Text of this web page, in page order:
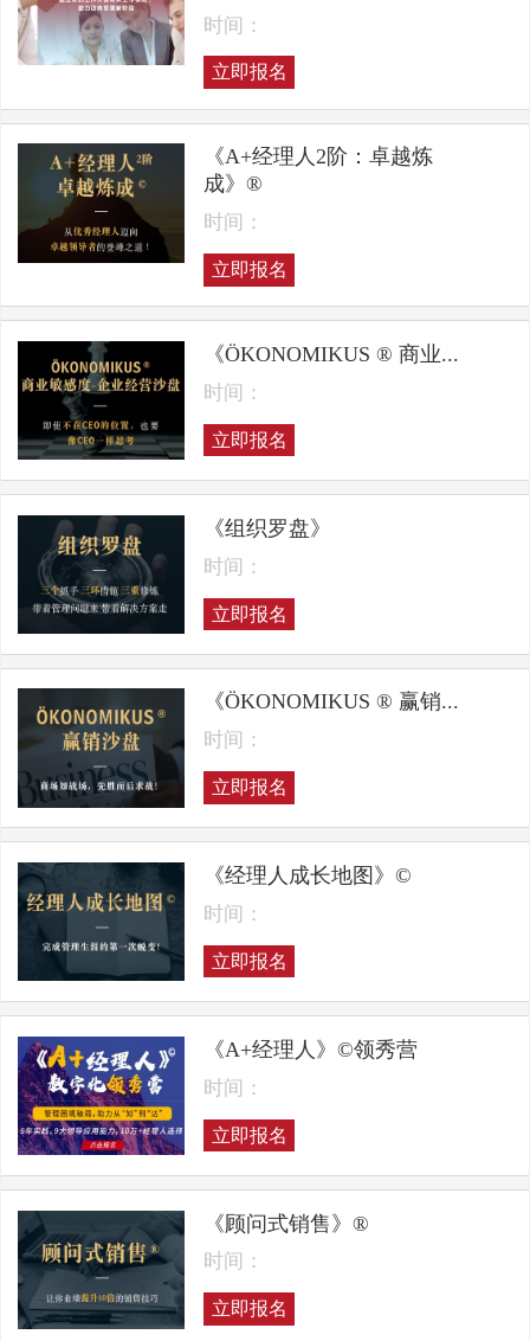
时间：
立即报名
《A+经理人2阶：卓越炼
成》®
时间：
立即报名
《ÖKONOMIKUS ® 商业...
时间：
立即报名
《组织罗盘》
时间：
立即报名
《ÖKONOMIKUS ® 赢销...
时间：
立即报名
《经理人成长地图》©
时间：
立即报名
《A+经理人》©领秀营
时间：
立即报名
《顾问式销售》®
时间：
立即报名